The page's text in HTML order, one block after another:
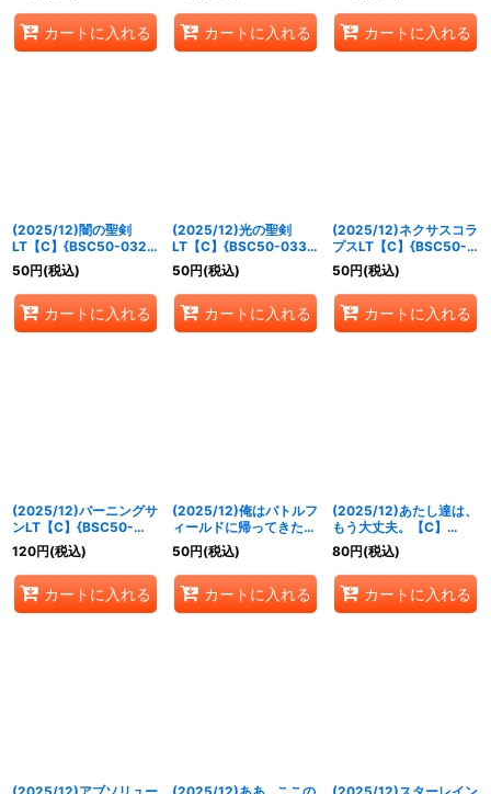
カートに入れる カートに入れる カートに入れる
(2025/12)闇の聖剣
LT【C】{BSC50-032}
《紫》
50円(税込)
カートに入れる
(2025/12)光の聖剣
LT【C】{BSC50-033}
《白》
50円(税込)
カートに入れる
(2025/12)ネクサスコラ
プスLT【C】{BSC50-
034}《赤》
50円(税込)
カートに入れる
(2025/12)バーニングサ
ンLT【C】{BSC50-
035}《赤》
120円(税込)
カートに入れる
(2025/12)俺はバトルフ
ィールドに帰ってきたん
だ【C】{BSC50-039}
《赤》
50円(税込)
カートに入れる
(2025/12)あたし達は、
もう大丈夫。【C】
{BSC50-041}《紫》
80円(税込)
カートに入れる